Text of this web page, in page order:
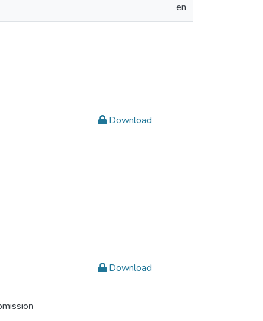
en
Download
Download